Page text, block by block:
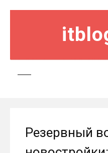
Резервный